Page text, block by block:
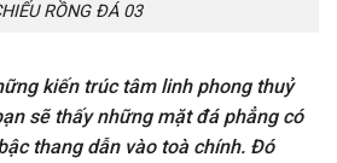
RỒNG ĐÁ 03
kiến trúc tâm linh phong thuỷ
sẽ thấy những mặt đá phẳng có
thang dẫn vào toà chính. Đó